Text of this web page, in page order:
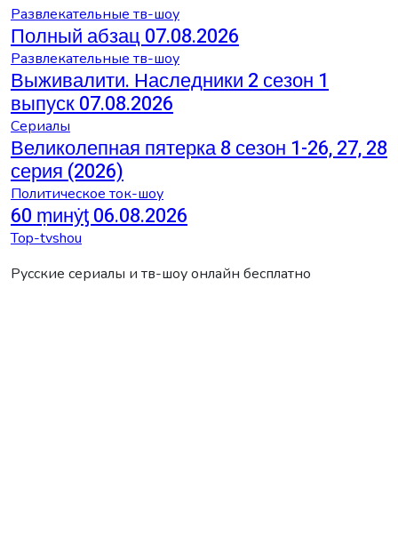
Развлекательные тв-шоу
Полный абзац 07.08.2026
Развлекательные тв-шоу
Выживалити. Наследники 2 сезон 1
выпуск 07.08.2026
Сериалы
Великолепная пятерка 8 сезон 1-26, 27, 28
серия (2026)
Политическое ток-шоу
60 ṃинẏƫ 06.08.2026
Top-tvshou
Русские сериалы и тв-шоу онлайн бесплатно